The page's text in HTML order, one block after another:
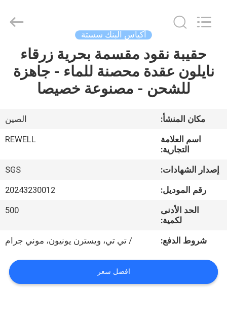
الصفحة
الرئيسية
معلومات
جولة
الجودة
Rights
Reserved.
أكياس البنك سستة
حقيبة نقود مقسمة بحرية زرقاء
نايلون عقدة محصنة للماء - جاهزة
للشحن - مصنوعة خصيصا
مكان المنشأ:
الصين
اسم العلامة
التجارية:
REWELL
إصدار الشهادات:
SGS
رقم الموديل:
20243230012
الحد الأدنى
لكمية:
500
شروط الدفع: / تي تي، ويسترن يونيون، موني جرام
افضل سعر